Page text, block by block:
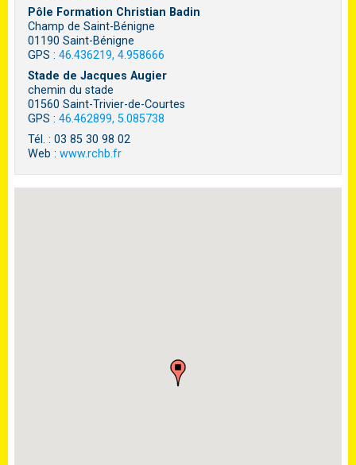
Pôle Formation Christian Badin
Champ de Saint-Bénigne
01190 Saint-Bénigne
GPS : 46.436219, 4.958666
Stade de Jacques Augier
chemin du stade
01560 Saint-Trivier-de-Courtes
GPS : 46.462899, 5.085738
Tél. : 03 85 30 98 02
Web : www.rchb.fr